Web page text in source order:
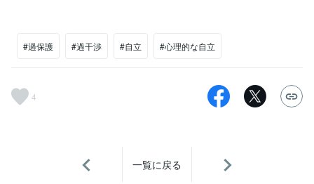
#過保護 #過干渉 #自立 #心理的な自立
4
一覧に戻る